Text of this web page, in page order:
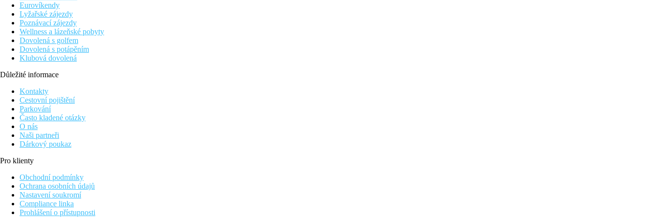
Pokoje
Dvoulůžkový pokoj, Deluxe, Superior, Výhled zahrada:
Ostatní typy pokojů
Junior Suita, Boční výhled moře, Soukromý bazén:
Junior Suita, Superior, Soukromý bazén, Částečný výhled moře:
Suita, Executive, Soukromý bazén, Výhled moře:
Junior Suita, Superior, Vyšší patro, Výhled moře:
Pláž
Písečnooblázková pláž před hotelem (cca 30 m). Lehátka, slunečníky a osušky na pláži zdarma. Bar na pláži za poplatek. Gazebo za poplatek.
Stravování
Snídaně
Polopenze
Večeře á la carte (19.00-22.30 hod)
U večeře je požadováno formální oblečení.
Sketch bar(09.00-01.00 hod)
Sportovní nabídka
Zdarma:fitness, tenisový kurt (osvětlení za poplatek), jacuzzi, sauna.
Eurovíkendy
Lyžařské zájezdy
Poznávací zájezdy
Wellness a lázeňské pobyty
Dovolená s golfem
Dovolená s potápěním
Klubová dovolená
Důležité informace
Kontakty
Cestovní pojištění
Parkování
Často kladené otázky
O nás
Naši partneři
Dárkový poukaz
Pro klienty
Obchodní podmínky
Ochrana osobních údajů
Nastavení soukromí
Compliance linka
Prohlášení o přístupnosti